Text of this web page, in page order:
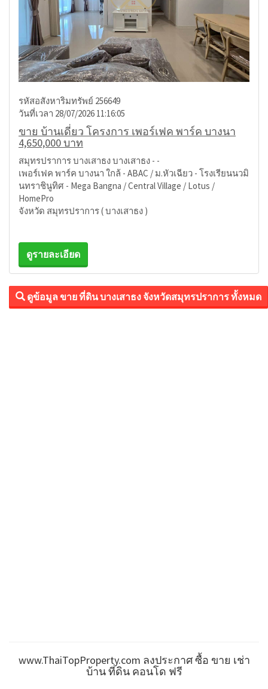
รหัสอสังหาริมทรัพย์ 256649
วันที่เวลา 28/07/2026 11:16:05
ขาย บ้านเดี่ยว โครงการ เพอร์เฟค พาร์ค บางนา
4,650,000 บาท
สมุทรปราการ บางเสาธง บางเสาธง - -
เพอร์เฟค พาร์ค บางนา ใกล้ - ABAC / ม.หัวเฉียว - โรงเรียนนวมิ
นทราชินูทิศ - Mega Bangna / Central Village / Lotus /
HomePro
จังหวัด สมุทรปราการ ( บางเสาธง )
ดูรายละเอียด
ดูข้อมูล ขาย ที่ดิน บางเสาธง จังหวัดสมุทรปราการ ทั้งหมด
www.ThaiTopProperty.com ลงประกาศ ซื้อ ขาย เช่า
บ้าน ที่ดิน คอนโด ฟรี